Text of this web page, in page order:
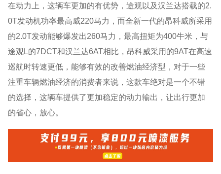
在动力上，这辆车更加的有优势，途观以及汉兰达搭载的2.
0T发动机功率最高威220马力，而全新一代的昂科威所采用
的2.0T发动能够爆发出260马力，最高扭矩为400牛米，与
途观L的7DCT和汉兰达6AT相比，昂科威采用的9AT在高速
巡航时转速更低，能够有效的改善燃油经济型，对于一些
注重车辆燃油经济的消费者来说，这款车绝对是一个不错
的选择，这辆车提供了更加稳定的动力输出，让出行更加
的省心，放心。